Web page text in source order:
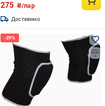
275 ₴/пар
Доставимо